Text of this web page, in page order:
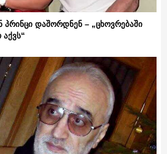
პრინცი დაშორდნენ – „ცხოვრებაში